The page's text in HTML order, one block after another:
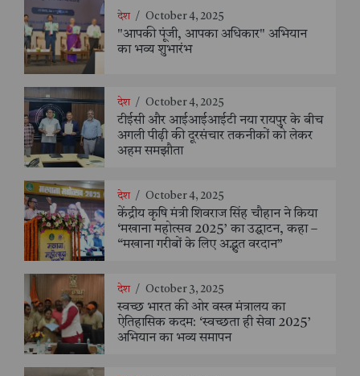
देश / October 4, 2025
"आपकी पूंजी, आपका अधिकार" अभियान
का भव्य शुभारंभ
देश / October 4, 2025
टीईसी और आईआईआईटी नया रायपुर के बीच
अगली पीढ़ी की दूरसंचार तकनीकों को लेकर
अहम समझौता
देश / October 4, 2025
केंद्रीय कृषि मंत्री शिवराज सिंह चौहान ने किया
‘मखाना महोत्सव 2025’ का उद्घाटन, कहा –
“मखाना गरीबों के लिए अद्भुत वरदान”
देश / October 3, 2025
स्वच्छ भारत की ओर वस्त्र मंत्रालय का
ऐतिहासिक कदम: ‘स्वच्छता ही सेवा 2025’
अभियान का भव्य समापन